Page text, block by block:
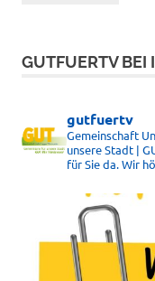
GUTFUERTV BEI
gutfuertv
Gemeinschaft
unsere Stadt |
für Sie da. Wir